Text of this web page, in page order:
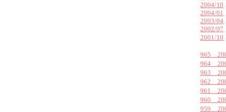
2004/10
2004/01
2003/04
2002/07
2001/10
965
964
963
962
961
960
959